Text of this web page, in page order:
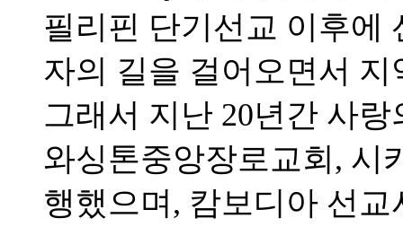
필리핀 단기선교 이후에
자의 길을 걸어오면서
그래서 지난 20년간 사
와싱톤중앙장로교회, 시
행했으며, 캄보디아 선